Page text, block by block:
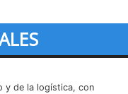
y de la logística, con